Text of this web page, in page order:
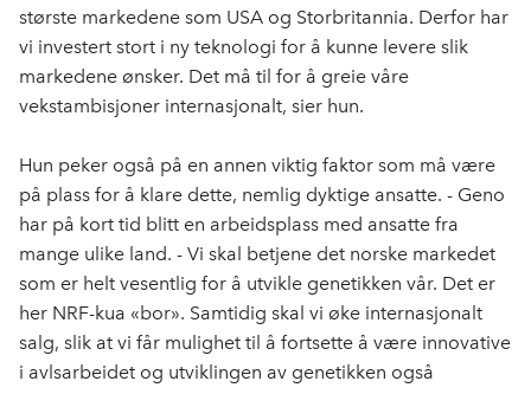
største markedene som USA og Storbritannia. Derfor har
vi investert stort i ny teknologi for å kunne levere slik
markedene ønsker. Det må til for å greie våre
vekstambisjoner internasjonalt, sier hun.
Hun peker også på en annen viktig faktor som må være
på plass for å klare dette, nemlig dyktige ansatte. - Geno
har på kort tid blitt en arbeidsplass med ansatte fra
mange ulike land. - Vi skal betjene det norske markedet
som er helt vesentlig for å utvikle genetikken vår. Det er
her NRF-kua «bor». Samtidig skal vi øke internasjonalt
salg, slik at vi får mulighet til å fortsette å være innovative
i avlsarbeidet og utviklingen av genetikken også